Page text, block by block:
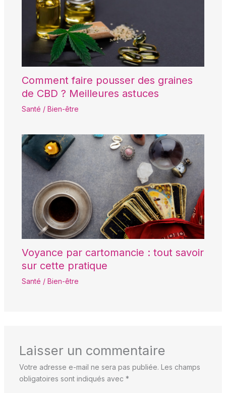
Comment faire pousser des graines
de CBD ? Meilleures astuces
Santé / Bien-être
Voyance par cartomancie : tout savoir
sur cette pratique
Santé / Bien-être
Laisser un commentaire
Votre adresse e-mail ne sera pas publiée. Les champs
obligatoires sont indiqués avec *